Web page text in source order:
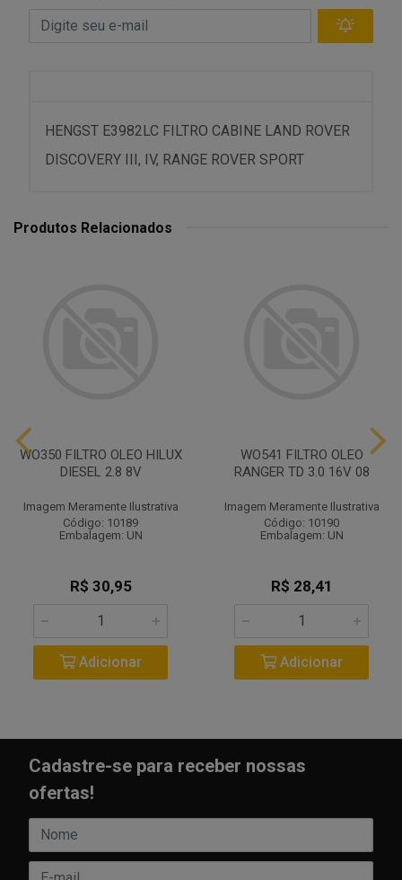
HENGST E3982LC FILTRO CABINE LAND ROVER
DISCOVERY III, IV, RANGE ROVER SPORT
Produtos Relacionados
WO350 FILTRO OLEO HILUX
DIESEL 2.8 8V
Imagem Meramente Ilustrativa
Código: 10189
Embalagem: UN
R$ 30,95
Adicionar
WO541 FILTRO OLEO
RANGER TD 3.0 16V 08
Imagem Meramente Ilustrativa
Código: 10190
Embalagem: UN
R$ 28,41
Adicionar
Cadastre-se para receber nossas
ofertas!